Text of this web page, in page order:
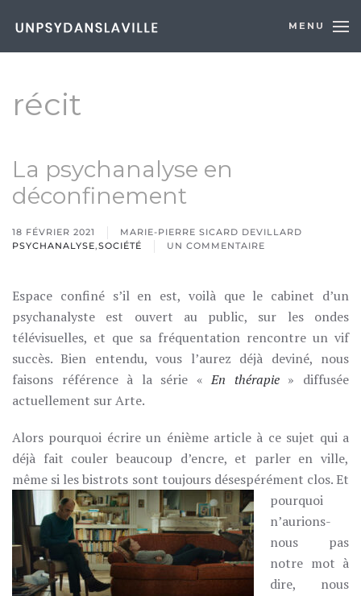
Skip to main content
MENU
récit
La psychanalyse en
déconfinement
18 FÉVRIER 2021
MARIE-PIERRE SICARD DEVILLARD
PSYCHANALYSE,SOCIÉTÉ UN COMMENTAIRE
SUR
EN
DÉCONFINEMENT
Espace confiné s’il en est, voilà que le cabinet d’un
psychanalyste est ouvert au public, sur les ondes
télévisuelles, et que sa fréquentation rencontre un vif
succès. Bien entendu, vous l’aurez déjà deviné, nous
faisons référence à la série «En thérapie» diffusée
actuellement sur Arte.
Alors pourquoi écrire un énième article à ce sujet qui a
déjà fait couler beaucoup d’encre, et parler en ville,
même si les bistrots sont toujours désespérément clos. Et
pourquoi
n’aurions-
nous pas
notre mot à
dire, nous